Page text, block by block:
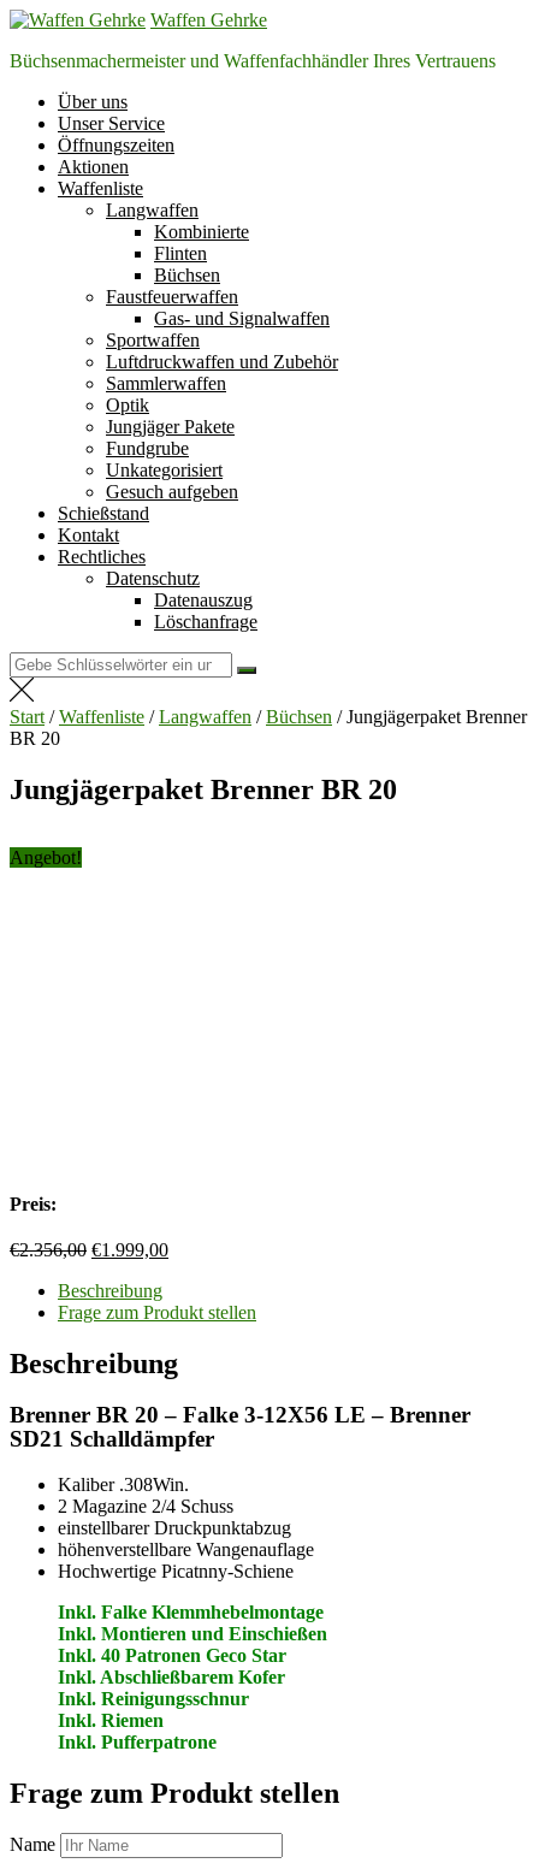
Zum
springen
Waffen Gehrke
Büchsenmachermeister und Waffenfachhändler Ihres Vertrauens
Über uns
Unser Service
Öffnungszeiten
Aktionen
Waffenliste
Langwaffen
Kombinierte
Flinten
Büchsen
Faustfeuerwaffen
Gas- und Signalwaffen
Sportwaffen
Luftdruckwaffen und Zubehör
Sammlerwaffen
Optik
Jungjäger Pakete
Fundgrube
Unkategorisiert
Gesuch aufgeben
Schießstand
Kontakt
Rechtliches
Datenschutz
Datenauszug
Löschanfrage
Suchen
nach:
Start /Waffenliste /Langwaffen /Büchsen / Jungjägerpaket Brenner
BR 20
Jungjägerpaket Brenner BR 20
Angebot!
Preis:
€2.356,00 Ursprünglicher
war:
€2.356,00
€1.999,00Aktueller
€1.999,00.
Beschreibung
Frage zum Produkt stellen
Beschreibung
Brenner BR 20 – Falke 3-12X56 LE – Brenner
SD21 Schalldämpfer
Kaliber .308Win.
2 Magazine 2/4 Schuss
einstellbarer Druckpunktabzug
höhenverstellbare Wangenauflage
Hochwertige Picatnny-Schiene
Inkl. Falke Klemmhebelmontage
Inkl. Montieren und Einschießen
Inkl. 40 Patronen Geco Star
Inkl. Abschließbarem Kofer
Inkl. Reinigungsschnur
Inkl. Riemen
Inkl. Pufferpatrone
Frage zum Produkt stellen
Name